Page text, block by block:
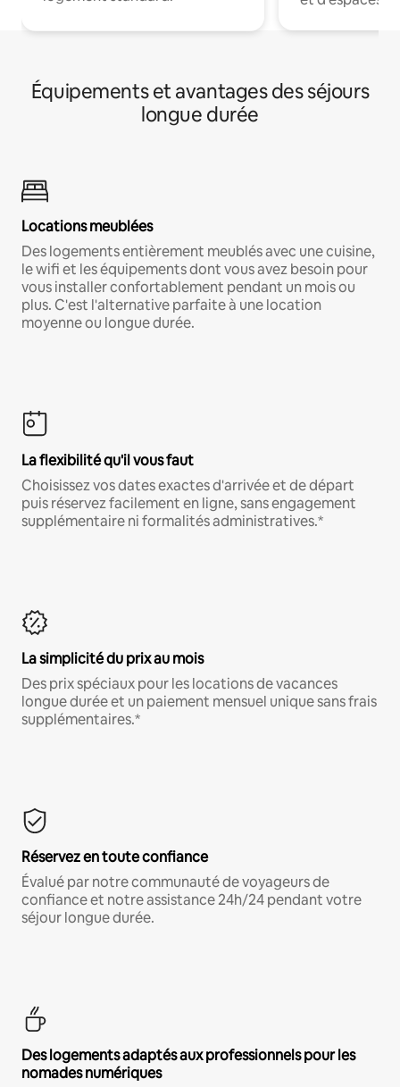
Équipements et avantages des séjours
longue durée
Locations meublées
Des logements entièrement meublés avec une cuisine,
le wifi et les équipements dont vous avez besoin pour
vous installer confortablement pendant un mois ou
plus. C'est l'alternative parfaite à une location
moyenne ou longue durée.
La flexibilité qu'il vous faut
Choisissez vos dates exactes d'arrivée et de départ
puis réservez facilement en ligne, sans engagement
supplémentaire ni formalités administratives.*
La simplicité du prix au mois
Des prix spéciaux pour les locations de vacances
longue durée et un paiement mensuel unique sans frais
supplémentaires.*
Réservez en toute confiance
Évalué par notre communauté de voyageurs de
confiance et notre assistance 24h/24 pendant votre
séjour longue durée.
Des logements adaptés aux professionnels pour les
nomades numériques